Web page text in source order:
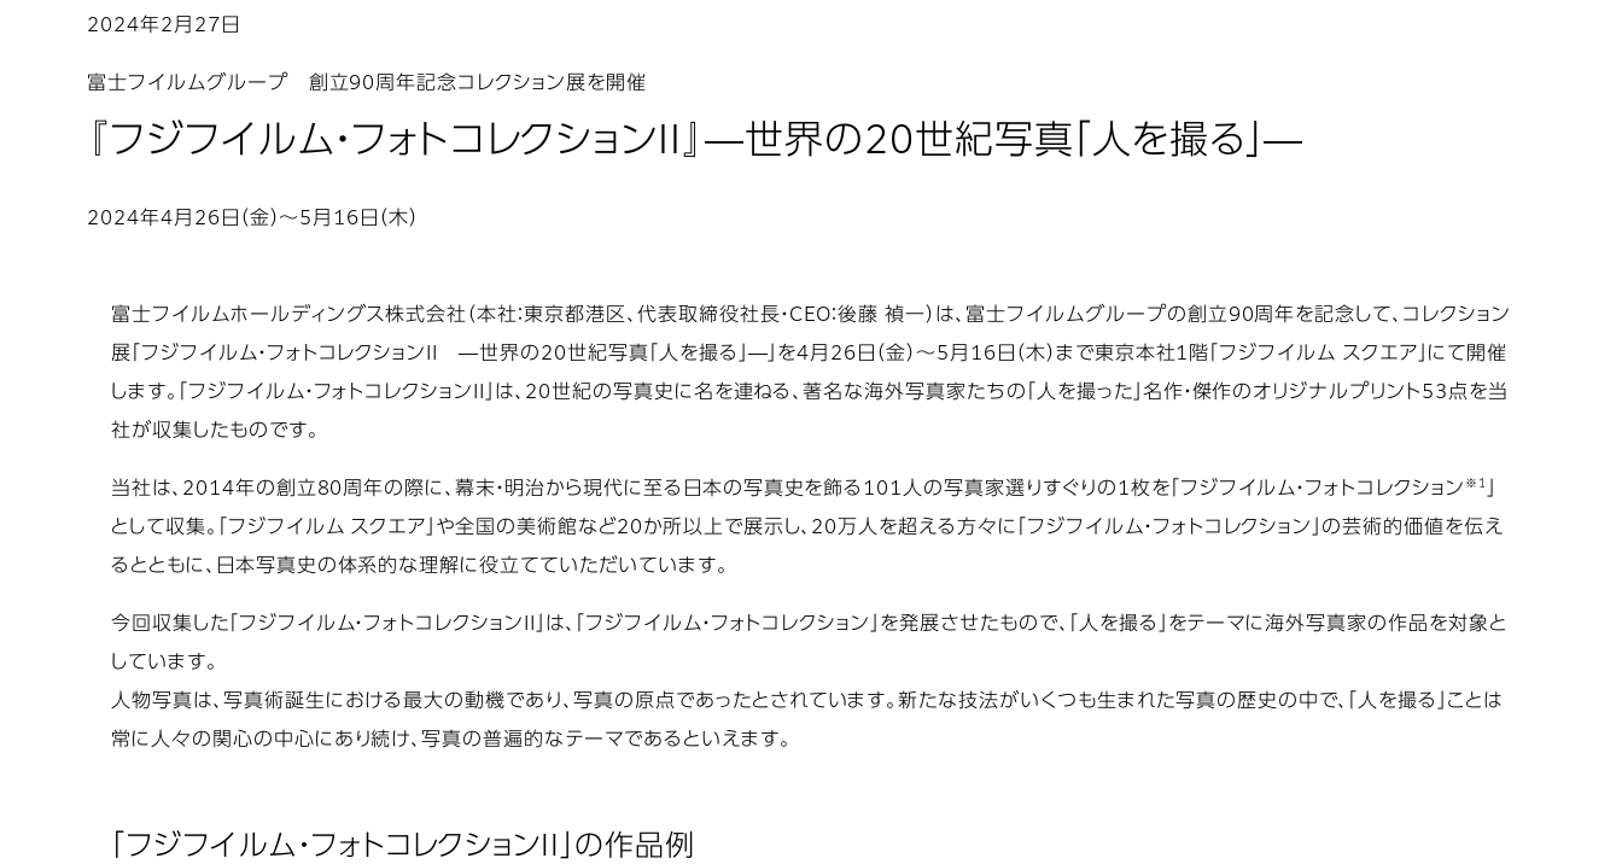
2024年2月27日
富士フイルムグループ 創立90周年記念コレクション展を開催
『フジフイルム・フォトコレクションII』―世界の20世紀写真「人を撮る」―
2024年4月26日（金）～5月16日（木）
富士フイルムホールディングス株式会社（本社：東京都港区、代表取締役社長・CEO：後藤 禎一）は、富士フイルムグループの創立90周年を記念して、コレクション
展「フジフイルム・フォトコレクションII ―世界の20世紀写真「人を撮る」―」を4月26日（金）～5月16日（木）まで東京本社1階「フジフイルム スクエア」にて開催
します。「フジフイルム・フォトコレクションII」は、20世紀の写真史に名を連ねる、著名な海外写真家たちの「人を撮った」名作・傑作のオリジナルプリント53点を当
社が収集したものです。
当社は、2014年の創立80周年の際に、幕末・明治から現代に至る日本の写真史を飾る101人の写真家選りすぐりの1枚を「フジフイルム・フォトコレクション ※1
として収集。「フジフイルム スクエア」や全国の美術館など20か所以上で展示し、20万人を超える方々に「フジフイルム・フォトコレクション」の芸術的価値を伝え
るとともに、日本写真史の体系的な理解に役立てていただいています。
今回収集した「フジフイルム・フォトコレクションII」は、「フジフイルム・フォトコレクション」を発展させたもので、「人を撮る」をテーマに海外写真家の作品を対象と
しています。
人物写真は、写真術誕生における最大の動機であり、写真の原点であったとされています。新たな技法がいくつも生まれた写真の歴史の中で、「人を撮る」ことは
常に人々の関心の中心にあり続け、写真の普遍的なテーマであるといえます。
「フジフイルム・フォトコレクションII」の作品例